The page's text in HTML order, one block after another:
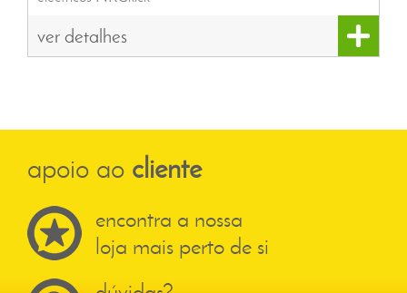
ver detalhes
apoio ao cliente
encontra a nossa
loja mais perto de si